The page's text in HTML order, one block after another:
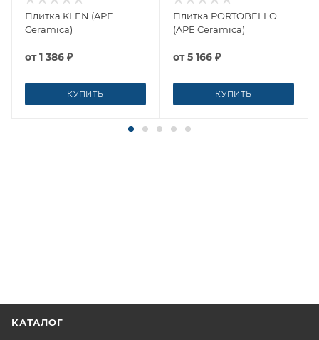
Плитка KLEN (APE
Ceramica)
от1 386 ₽
КУПИТЬ
Плитка PORTOBELLO
(APE Ceramica)
от5 166 ₽
КУПИТЬ
КАТАЛОГ